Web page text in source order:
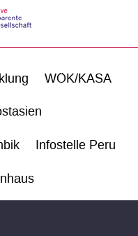
WÖK/KASA
Infostelle Peru